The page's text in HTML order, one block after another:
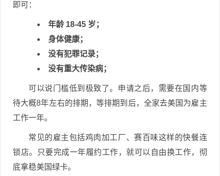
即可：
年龄 18-45 岁；
身体健康；
没有犯罪记录；
没有重大传染病；
可以说门槛低到极致了。申请之后，需要在国内等
待大概8年左右的排期，等排期到后，全家去美国为雇主
工作一年。
常见的雇主包括鸡肉加工厂、赛百味这样的快餐连
锁店。只要完成一年履约工作，就可以自由换工作，彻
底拿稳美国绿卡。